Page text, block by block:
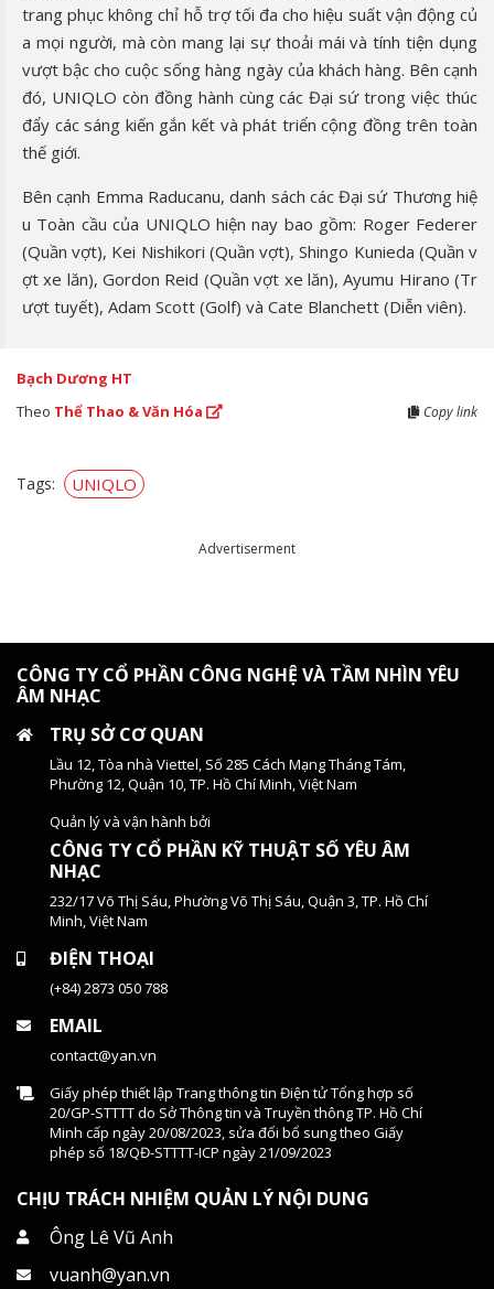
trang phục không chỉ hỗ trợ tối đa cho hiệu suất vận động củ
a mọi người, mà còn mang lại sự thoải mái và tính tiện dụng
vượt bậc cho cuộc sống hàng ngày của khách hàng. Bên cạnh
đó, UNIQLO còn đồng hành cùng các Đại sứ trong việc thúc
đẩy các sáng kiến gắn kết và phát triển cộng đồng trên toàn
thế giới.
Bên cạnh Emma Raducanu, danh sách các Đại sứ Thương hiệ
u Toàn cầu của UNIQLO hiện nay bao gồm: Roger Federer
(Quần vợt), Kei Nishikori (Quần vợt), Shingo Kunieda (Quần v
ợt xe lăn), Gordon Reid (Quần vợt xe lăn), Ayumu Hirano (Tr
ượt tuyết), Adam Scott (Golf) và Cate Blanchett (Diễn viên).
Bạch Dương HT
Theo Thể Thao & Văn Hóa Copy link
Tags: UNIQLO
Advertiserment
CÔNG TY CỔ PHẦN CÔNG NGHỆ VÀ TẦM NHÌN YÊU
ÂM NHẠC
TRỤ SỞ CƠ QUAN
Lầu 12, Tòa nhà Viettel, Số 285 Cách Mạng Tháng Tám,
Phường 12, Quận 10, TP. Hồ Chí Minh, Việt Nam
Quản lý và vận hành bởi
CÔNG TY CỔ PHẦN KỸ THUẬT SỐ YÊU ÂM
NHẠC
232/17 Võ Thị Sáu, Phường Võ Thị Sáu, Quận 3, TP. Hồ Chí
Minh, Việt Nam
ĐIỆN THOẠI
(+84) 2873 050 788
EMAIL
contact@yan.vn
Giấy phép thiết lập Trang thông tin Điện tử Tổng hợp số
20/GP-STTTT do Sở Thông tin và Truyền thông TP. Hồ Chí
Minh cấp ngày 20/08/2023, sửa đổi bổ sung theo Giấy
phép số 18/QĐ-STTTT-ICP ngày 21/09/2023
CHỊU TRÁCH NHIỆM QUẢN LÝ NỘI DUNG
Ông Lê Vũ Anh
vuanh@yan.vn